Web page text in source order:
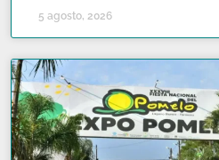
5 agosto, 2026